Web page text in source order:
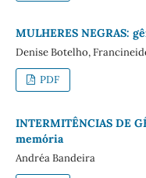
MULHERES NEGRAS:
Denise Botelho,
PDF
INTERMITÊNCIAS DE
memória
Andréa Bandeira